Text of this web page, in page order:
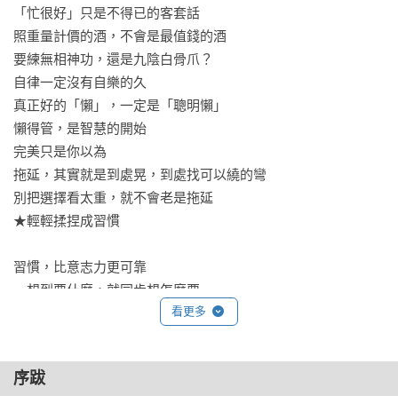
「忙很好」只是不得已的客套話
照重量計價的酒，不會是最值錢的酒
要練無相神功，還是九陰白骨爪？
自律一定沒有自樂的久
真正好的「懶」，一定是「聰明懶」
懶得管，是智慧的開始
完美只是你以為
拖延，其實就是到處晃，到處找可以繞的彎
別把選擇看太重，就不會老是拖延
★輕輕揉捏成習慣
習慣，比意志力更可靠
一想到要什麼，就同步想怎麼要
不是養成新習慣，是改造舊習慣
能混過去的事要充分利用
不累的小改變，比累死人的大改變，容易發生
看更多
序跋